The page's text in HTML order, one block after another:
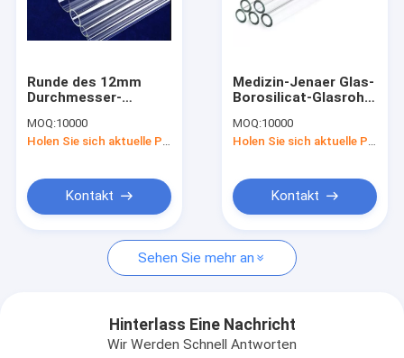
Fabrik-Ausflug
Fälle
Glasrohr-Phiolen
Bernstein Glas Rohr
Runde des 12mm
Durchmesser-
Schlauchfreien
raumes
MOQ:10000
Kontakt
Medizin-Jenaer Glas-
Borosilicat-Glasrohr-
Rohstoffe
MOQ:10000
Kontakt
Sehen Sie mehr an
Hinterlass Eine Nachricht
Wir Werden Schnell Antworten